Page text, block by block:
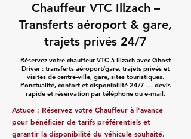
Chauffeur VTC Illzach –
Transferts aéroport & gare,
trajets privés 24/7
Réservez votre chauffeur VTC à Illzach avec Ghost
Driver : transferts aéroport/gare, trajets privés et
visites de centre-ville, gare, sites touristiques.
Ponctualité, confort et disponibilité 24/7 — devis
rapide et réservation par téléphone ou e‑mail.
Astuce : Réservez votre Chauffeur à l'avance
pour bénéficier de tarifs préférentiels et
garantir la disponibilité du véhicule souhaité.